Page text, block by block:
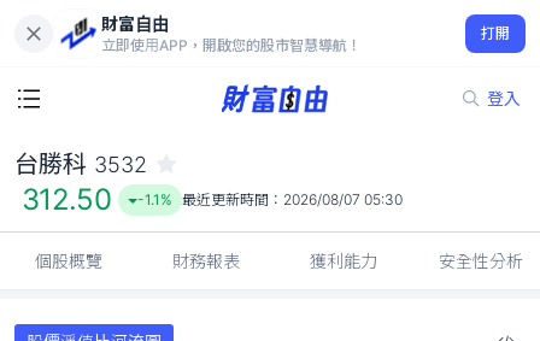
財富自由
立即使用APP，開啟您的股市智慧導航！
打開
登入
312.50
-1.1%
台勝科 3532
312.50 -1.1% 最近更新時間： 2026/08/07 05:30
個股概覽 財務報表 獲利能力 安全性分析